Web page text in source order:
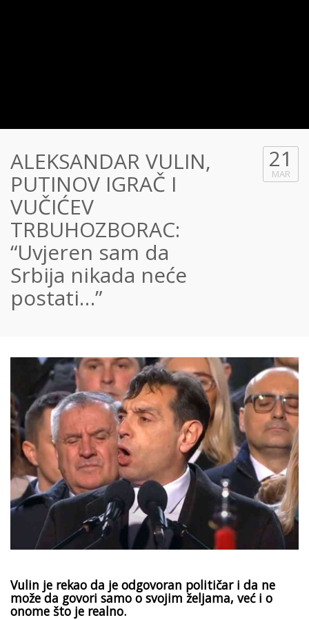
ALEKSANDAR VULIN,
PUTINOV IGRAČ I
VUČIĆEV
TRBUHOZBORAC:
“Uvjeren sam da
Srbija nikada neće
postati…”
21
MAR
Vulin je rekao da je odgovoran političar i da ne
može da govori samo o svojim željama, već i o
onome što je realno.